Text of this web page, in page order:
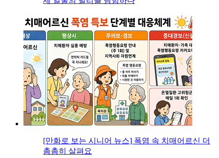
[만화로 보는 시니어 뉴스] 폭염 속 치매어르신 더
촘촘히 살펴요